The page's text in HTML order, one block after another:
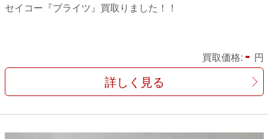
セイコー『ブライツ』買取りました！！
買取価格: - 円
詳しく見る